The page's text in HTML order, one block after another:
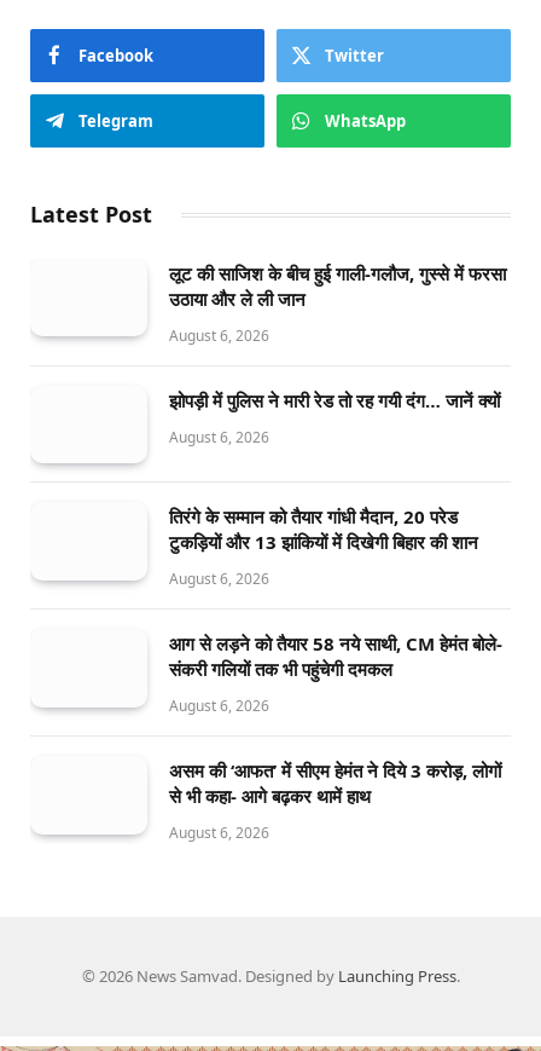
Facebook Twitter
Telegram WhatsApp
Latest Post
लूट की साजिश के बीच हुई गाली-गलौज, गुस्से में फरसा
उठाया और ले ली जान
August 6, 2026
झोपड़ी में पुलिस ने मारी रेड तो रह गयी दंग… जानें क्यों
August 6, 2026
तिरंगे के सम्मान को तैयार गांधी मैदान, 20 परेड
टुकड़ियों और 13 झांकियों में दिखेगी बिहार की शान
August 6, 2026
आग से लड़ने को तैयार 58 नये साथी, CM हेमंत बोले-
संकरी गलियों तक भी पहुंचेगी दमकल
August 6, 2026
असम की ‘आफत’ में सीएम हेमंत ने दिये 3 करोड़, लोगों
से भी कहा- आगे बढ़कर थामें हाथ
August 6, 2026
© 2026 News Samvad. Designed by Launching Press.